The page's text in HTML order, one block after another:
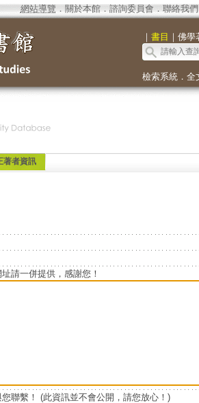
網站導覽 ． 關於本館． 諮詢委員會． 聯絡我們
｜ 書目 ｜ 佛學
檢索系統． 全
著者資訊
請一併提供，感謝您！
聯繫！ (此資訊並不會公開，請您放心！)